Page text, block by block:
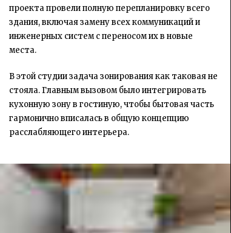
проекта провели полную перепланировку всего
здания, включая замену всех коммуникаций и
инженерных систем с переносом их в новые
места.
В этой студии задача зонирования как таковая не
стояла. Главным вызовом было интегрировать
кухонную зону в гостиную, чтобы бытовая часть
гармонично вписалась в общую концепцию
расслабляющего интерьера.